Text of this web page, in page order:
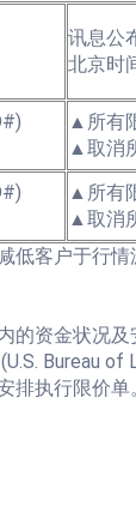
讯息公
北京时
▲所有
▲取消
▲所有
▲取消
低客户于行
的资金状况及
Bureau
排执行限价单